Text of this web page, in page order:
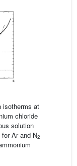
at
chloride
solution
Ar and N2